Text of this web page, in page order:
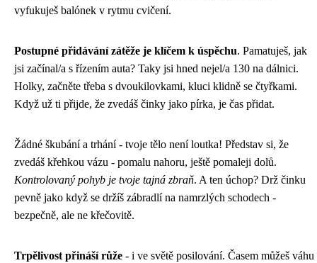
vyfukuješ balónek v rytmu cvičení.
Postupné přidávání zátěže je klíčem k úspěchu. Pamatuješ, jak
jsi začínal/a s řízením auta? Taky jsi hned nejel/a 130 na dálnici.
Holky, začněte třeba s dvoukilovkami, kluci klidně se čtyřkami.
Když už ti přijde, že zvedáš činky jako pírka, je čas přidat.
Žádné škubání a trhání - tvoje tělo není loutka! Představ si, že
zvedáš křehkou vázu - pomalu nahoru, ještě pomaleji dolů.
Kontrolovaný pohyb je tvoje tajná zbraň. A ten úchop? Drž činku
pevně jako když se držíš zábradlí na namrzlých schodech -
bezpečně, ale ne křečovitě.
Trpělivost přináší růže - i ve světě posilování. Časem můžeš váhu